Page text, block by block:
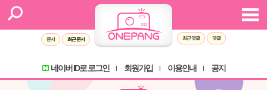
문서 최근 문서 최근 댓글 댓글
네이버 ID로 로그인 회원가입 이용안내 공지